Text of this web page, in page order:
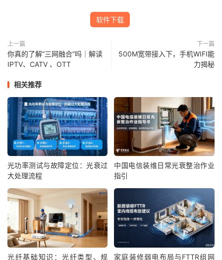
软件下载
上一篇
你真的了解“三网融合”吗｜解读
IPTV、CATV 、OTT
下一篇
500M宽带接入下，手机WIFI能
力揭秘
相关推荐
光功率测试与故障定位：光衰过
大处理流程
中国电信装维日常光衰整治作业
指引
光纤基础知识：光纤类型、规
家庭装修弱电布局与FTTR组网